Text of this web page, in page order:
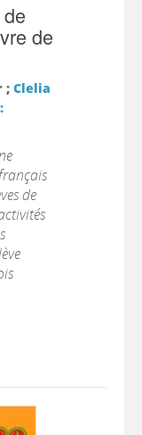
de
; Clelia
de